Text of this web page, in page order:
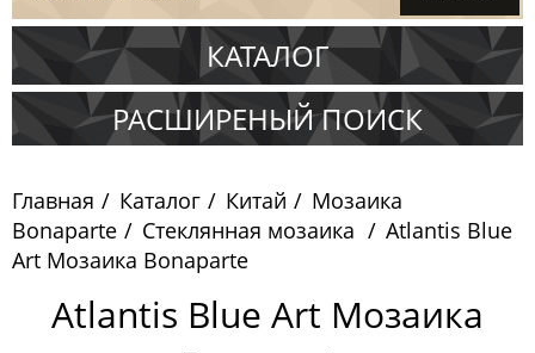
КАТАЛОГ
Испания
Китай
Pixelmosaic
Зеркала NS Bath
РАСШИРЕНЫЙ ПОИСК
Главная Каталог Китай
Мозаика
Bonaparte
Стеклянная мозаика
Atlantis Blue
Art Мозаика Bonaparte
Atlantis Blue Art Мозаика